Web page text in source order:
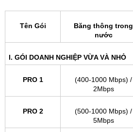
Tên Gói
Băng thông trong
nước
I. GÓI DOANH NGHIỆP VỪA VÀ NHỎ
PRO 1
(400-1000 Mbps) /
2Mbps
PRO 2
(500-1000 Mbps) /
5Mbps